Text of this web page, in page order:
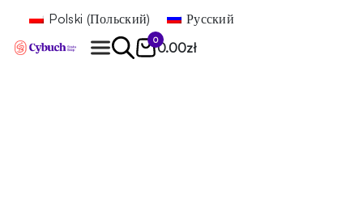
Polski (Польский) Русский
0
0.00zł